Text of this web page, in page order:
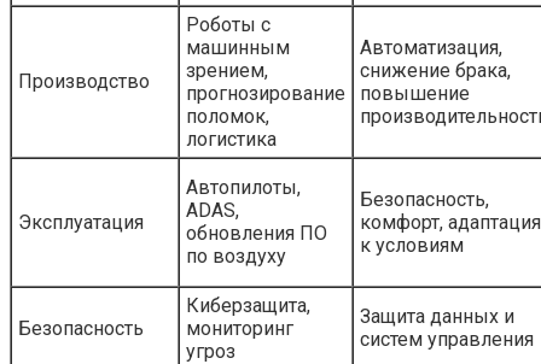
Производство
Роботы с
машинным
зрением,
прогнозирование
поломок,
логистика
Автоматизация,
снижение брака,
повышение
Эксплуатация
Автопилоты,
ADAS,
обновления ПО
по воздуху
Безопасность,
комфорт, адаптация
к условиям
Безопасность
Киберзащита,
мониторинг
угроз
Защита данных и
систем управления